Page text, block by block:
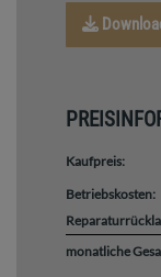
Kaufpreis:
Betriebskosten:
monatliche